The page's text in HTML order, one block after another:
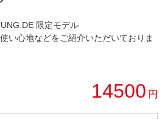
限定モデル
い心地などをご紹介いただいておりま
14500 円